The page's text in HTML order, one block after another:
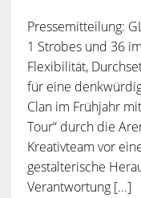
Pressemitteilung:
1 Strobes und 36
Flexibilität,
für eine
Clan im Frühjahr
Tour“ durch die
Kreativteam vor
gestalterische
Verantwortung [...]